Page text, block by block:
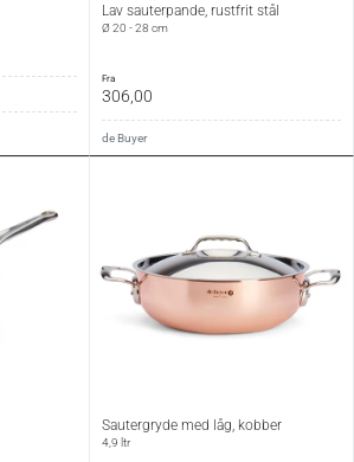
Lav sauterpande, rustfrit stål
Ø 20 - 28 cm
fra
306,00
de Buyer
Sautergryde med låg, kobber
4,9 ltr